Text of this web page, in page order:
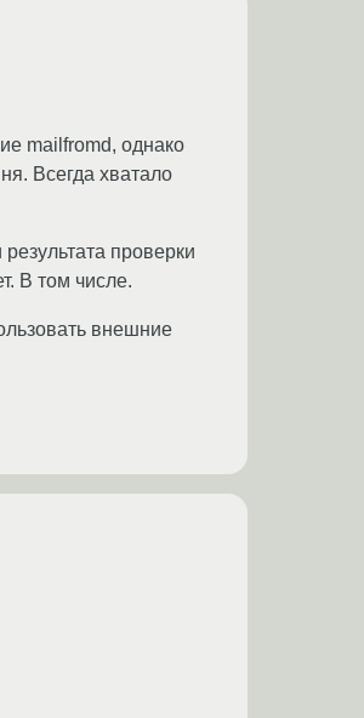
mailfromd, однако
Всегда хватало
проверки
В том числе.
внешние